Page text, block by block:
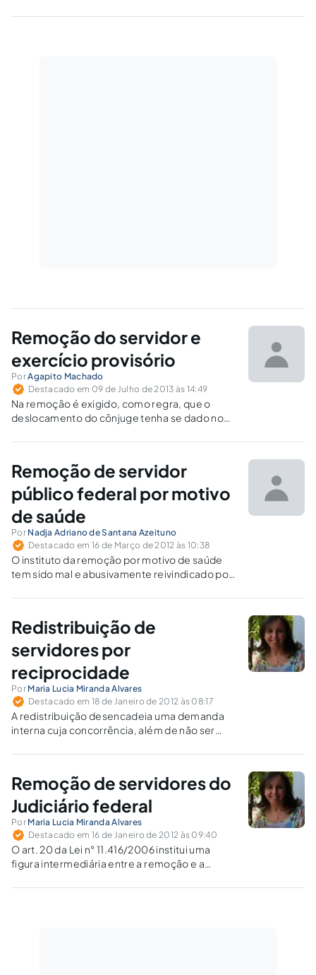
Administração Pública, em virtude de
Remoção do servidor e
exercício provisório
PorAgapito Machado
Destacado em 09 de Julho de 2013 às 14:49
Na remoção é exigido, como regra, que o
deslocamento do cônjuge tenha se dado no
licença consta como direito subjetivo do
assuntos particulares, de saúde, para cuidar
de doença em pessoa da família ou para
acompanhar o cônjuge.
Remoção de servidor
público federal por motivo
de saúde
Por Nadja Adriano de Santana Azeituno
Destacado em 16 de Março de 2012 às 10:38
O instituto da remoção por motivo de saúde
tem sido mal e abusivamente reivindicado por
Judiciário para compelir a Administração a
Redistribuição de
servidores por
reciprocidade
Por Maria Lucia Miranda Alvares
Destacado em 18 de Janeiro de 2012 às 08:17
A redistribuição desencadeia uma demanda
interna cuja concorrência, além de não ser
ao deslocamento, que fica a critério do gestor
critérios objetivos para seu processamento.
Remoção de servidores do
Judiciário federal
Por Maria Lucia Miranda Alvares
Destacado em 16 de Janeiro de 2012 às 09:40
O art. 20 da Lei n° 11.416/2006 institui uma
figura intermediária entre a remoção e a
as limitações encontradas em um e outro